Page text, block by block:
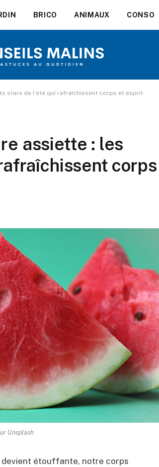
BRICO ANIMAUX CONSO
stars de l’été qui rafraîchissent corps et esprit
assiette : les
corps
Unsplash
étouffante, notre corps